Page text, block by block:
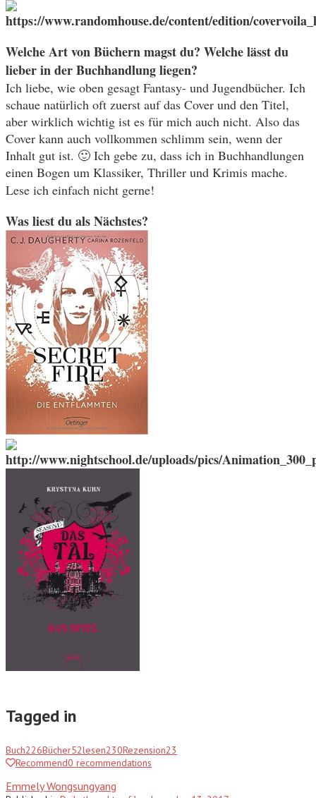
Welche Art von Büchern magst du? Welche lässt du
lieber in der Buchhandlung liegen?
Ich liebe, wie oben gesagt Fantasy- und Jugendbücher. Ich
schaue natürlich oft zuerst auf das Cover und den Titel,
aber wirklich wichtig ist es für mich auch nicht. Also das
Cover kann auch vollkommen schlimm sein, wenn der
Inhalt gut ist. 🙂 Ich gebe zu, dass ich in Buchhandlungen
einen Bogen um Klassiker, Thriller und Krimis mache.
Lese ich einfach nicht gerne!
Was liest du als Nächstes?
Tagged in
Buch226Bücher52lesen230Rezension23
Recommend0 recommendations
Emmely Wongsungyang